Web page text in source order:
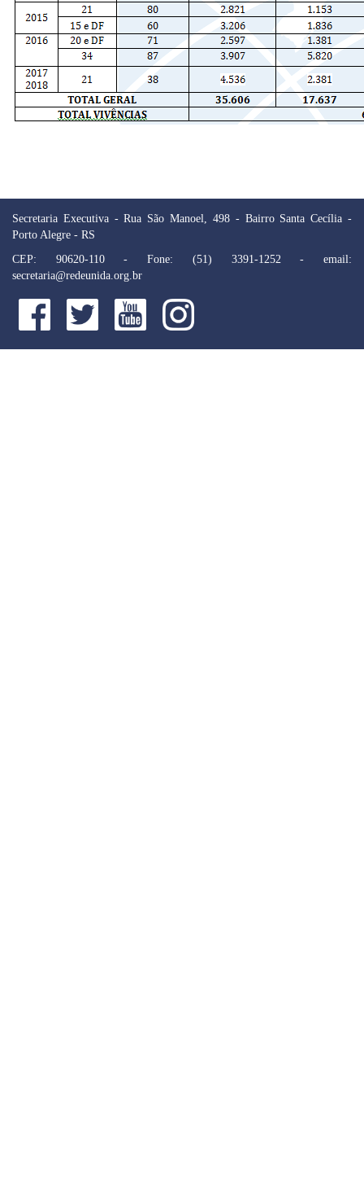
Secretaria Executiva - Rua São Manoel, 498 - Bairro Santa Cecília -
Porto Alegre - RS
CEP: 90620-110 - Fone: (51) 3391-1252 - email:
secretaria@redeunida.org.br